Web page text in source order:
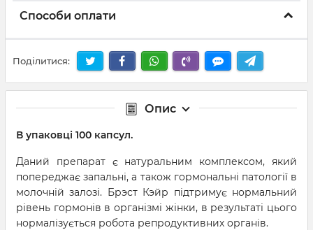
Способи оплати
Поділитися:
Опис
В упаковці 100 капсул.
Даний препарат є натуральним комплексом, який
попереджає запальні, а також гормональні патології в
молочній залозі. Брэст Кэйр підтримує нормальний
рівень гормонів в організмі жінки, в результаті цього
нормалізується робота репродуктивних органів.